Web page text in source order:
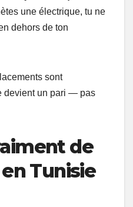
une électrique, tu ne
dehors de ton
sont
devient un pari — pas
de
Tunisie